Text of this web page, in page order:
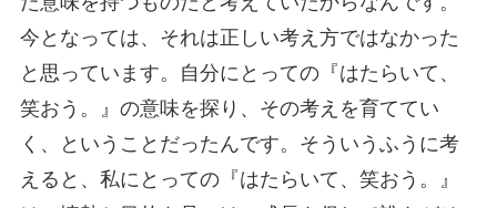
今となっては、それは正しい考え方ではなかった
と思っています。自分にとっての『はたらいて、
笑おう。』の意味を探り、その考えを育ててい
く、ということだったんです。そういうふうに考
えると、私にとっての『はたらいて、笑おう。』